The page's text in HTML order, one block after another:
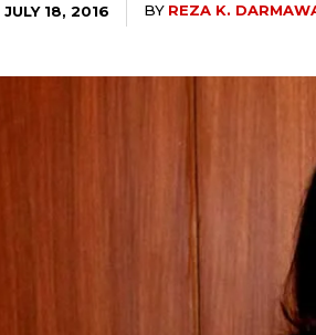
JULY 18, 2016 BY REZA K.